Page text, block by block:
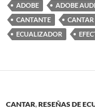
ADOBE ADOBE
CANTANTE
CANTAR
ECUALIZADOR
CANTAR,RESEÑAS DE